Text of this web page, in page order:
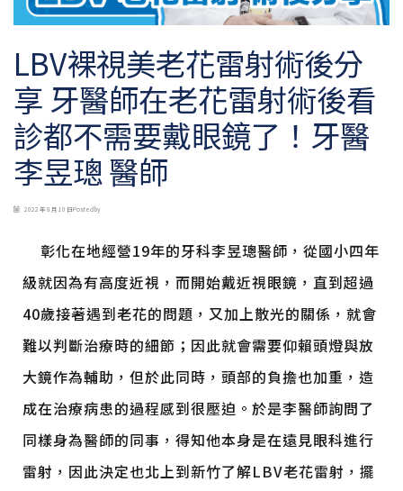
LBV裸視美老花雷射術後分
享 牙醫師在老花雷射術後看
診都不需要戴眼鏡了！牙醫
李昱璁 醫師
2022 年 8 月 10 日Posted by
彰化在地經營19年的牙科李昱璁醫師，從國小四年
級就因為有高度近視，而開始戴近視眼鏡，直到超過
40歲接著遇到老花的問題，又加上散光的關係，就會
難以判斷治療時的細節；因此就會需要仰賴頭燈與放
大鏡作為輔助，但於此同時，頭部的負擔也加重，造
成在治療病患的過程感到很壓迫。於是李醫師詢問了
同樣身為醫師的同事，得知他本身是在遠見眼科進行
雷射，因此決定也北上到新竹了解LBV老花雷射 ，擺